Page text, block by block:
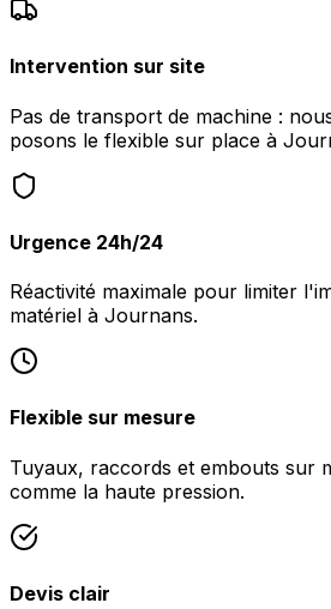
Intervention sur site
Pas de transport de machine :
posons le flexible sur place à
Urgence 24h/24
Réactivité maximale pour limiter
matériel à Journans.
Flexible sur mesure
Tuyaux, raccords et embouts sur
comme la haute pression.
Devis clair